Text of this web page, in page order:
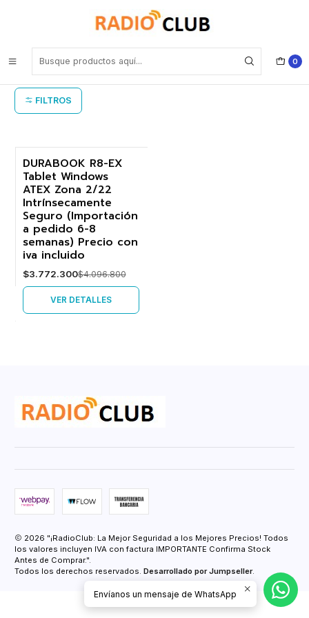
0
Durabook
FILTROS
-8%
Agotado
DURABOOK R8-EX
Tablet Windows
ATEX Zona 2/22
Intrínsecamente
Seguro (Importación
a pedido 6-8
semanas) Precio con
iva incluido
$3.772.300$4.096.800
VER DETALLES
2026 "¡RadioClub: La Mejor Seguridad a los Mejores Precios! Todos
los valores incluyen IVA con factura IMPORTANTE Confirma Stock
Antes de Comprar.".
Todos los derechos reservados. Desarrollado por Jumpseller.
Envíanos un mensaje de WhatsApp